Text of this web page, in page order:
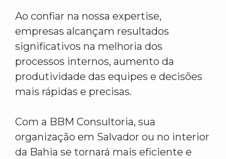
Ao confiar na nossa expertise,
empresas alcançam resultados
significativos na melhoria dos
processos internos, aumento da
produtividade das equipes e decisões
mais rápidas e precisas.
Com a BBM Consultoria, sua
organização em Salvador ou no interior
da Bahia se tornará mais eficiente e